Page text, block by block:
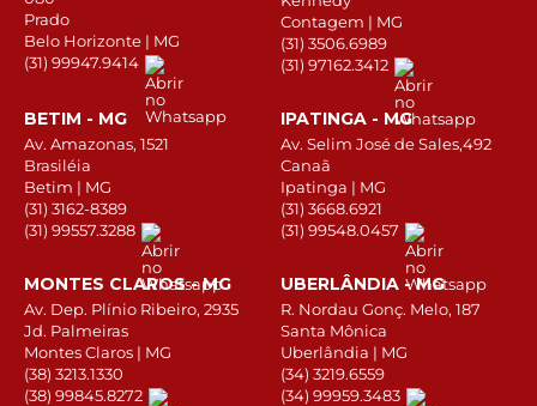
Prado
Belo Horizonte | MG
(31) 99947.9414
Contagem | MG
(31) 3506.6989
(31) 97162.3412
BETIM - MG
Av. Amazonas, 1521
Brasiléia
Betim | MG
(31) 3162-8389
(31) 99557.3288
IPATINGA - MG
Av. Selim José de Sales,492
Canaã
Ipatinga | MG
(31) 3668.6921
(31) 99548.0457
MONTES CLAROS - MG
Av. Dep. Plínio Ribeiro, 2935
Jd. Palmeiras
Montes Claros | MG
(38) 3213.1330
(38) 99845.8272
UBERLÂNDIA - MG
R. Nordau Gonç. Melo, 187
Santa Mônica
Uberlândia | MG
(34) 3219.6559
(34) 99959.3483